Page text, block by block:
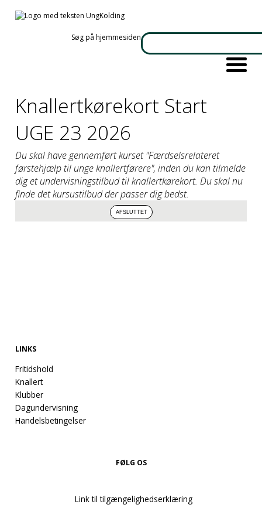
Søg på hjemmesiden
Knallertkørekort Start
UGE 23 2026
Du skal have gennemført kurset "Færdselsrelateret
førstehjælp til unge knallertførere", inden du kan tilmelde
dig et undervisningstilbud til knallertkørekort. Du skal nu
finde det kursustilbud der passer dig bedst.
LINKS
Fritidshold
Knallert
Klubber
Dagundervisning
Handelsbetingelser
FØLG OS
Link til tilgængelighedserklæring